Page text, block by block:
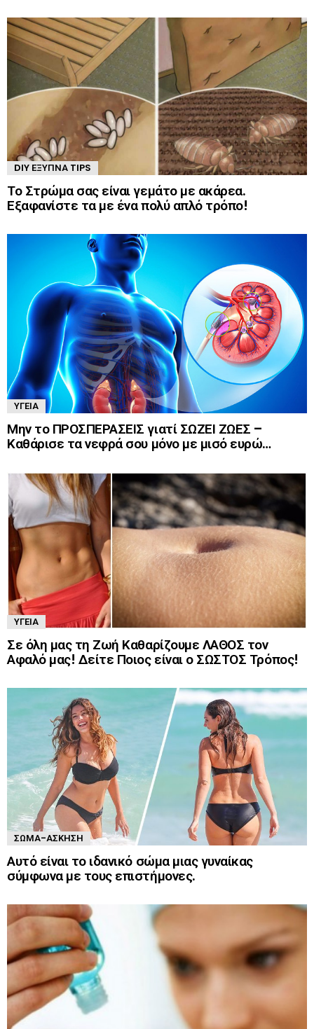
DIY ΈΞΥΠΝΑ TIPS
Το Στρώμα σας είναι γεμάτο με ακάρεα.
Εξαφανίστε τα με ένα πολύ απλό τρόπο!
ΥΓΕΊΑ
Μην το ΠΡΟΣΠΕΡΑΣΕΙΣ γιατί ΣΩΖΕΙ ΖΩΕΣ –
Καθάρισε τα νεφρά σου μόνο με μισό ευρώ…
ΥΓΕΊΑ
Σε όλη μας τη Ζωή Καθαρίζουμε ΛΑΘΟΣ τον
Αφαλό μας! Δείτε Ποιος είναι ο ΣΩΣΤΟΣ Τρόπος!
ΣΏΜΑ-ΆΣΚΗΣΗ
Αυτό είναι το ιδανικό σώμα μιας γυναίκας
σύμφωνα με τους επιστήμονες.